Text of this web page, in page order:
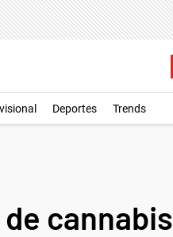
Deportes Trends
cannabis